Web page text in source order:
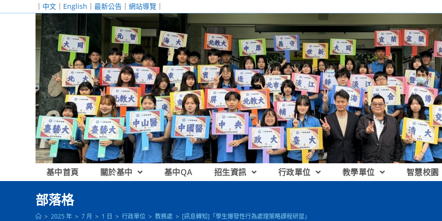
｜ 中文 ｜ English ｜ 最新公告 ｜ 網站導覽 ｜
基中首頁 關於基中 基中QA 招生資訊 行政單位 教學單位 智慧校園
部落格
> 2025 年 > 7 月 > 1 日 > 行政單位 > 教務處 > [訊息轉知]「學生爆發性行為處理策略課程研習」